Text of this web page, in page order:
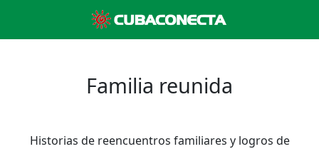
Familia reunida
Historias de reencuentros familiares y logros de